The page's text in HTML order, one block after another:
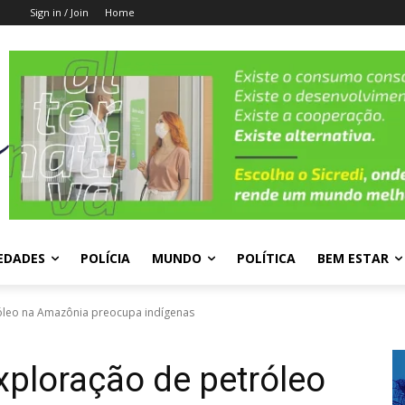
Sign in / Join Home
POLÍCIA MUNDO POLÍTICA BEM ESTAR
na Amazônia preocupa indígenas
de petróleo